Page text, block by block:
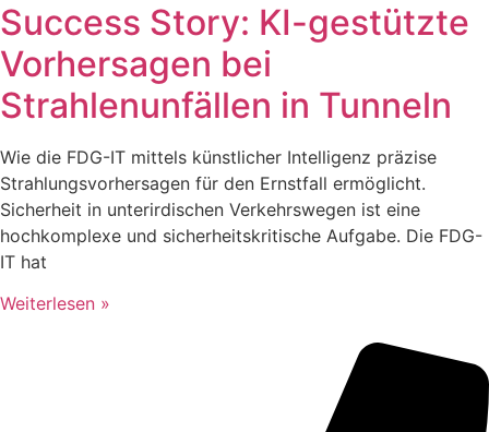
Success Story: KI-gestützte
Vorhersagen bei
Strahlenunfällen in Tunneln
Wie die FDG-IT mittels künstlicher Intelligenz präzise
Strahlungsvorhersagen für den Ernstfall ermöglicht.
Sicherheit in unterirdischen Verkehrswegen ist eine
hochkomplexe und sicherheitskritische Aufgabe. Die FDG-
IT hat
Weiterlesen »